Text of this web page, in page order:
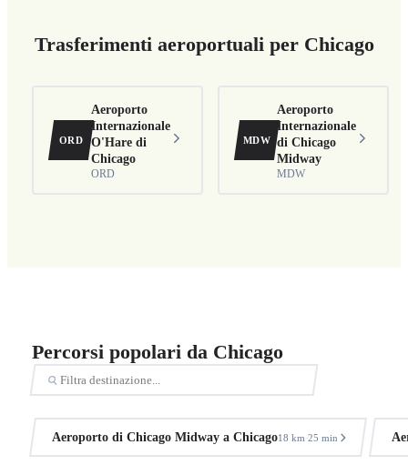
Trasferimenti aeroportuali per Chicago
ORD
Aeroporto
Internazionale
O'Hare di
Chicago
ORD
MDW
Aeroporto
Internazionale
di Chicago
Midway
MDW
Percorsi popolari da Chicago
Aeroporto di Chicago Midway a Chicago18 km·25 min